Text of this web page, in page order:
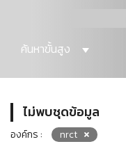
ค้นหาขั้นสูง
ไม่พบชุดข้อมูล
องค์กร :
nrct